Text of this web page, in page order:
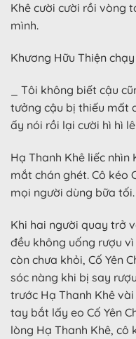
Khê cười cười rồi vòng
mình.
Khương Hữu Thiện
_ Tôi không biết cậu
tưởng cậu bị thiếu mất
ấy nói rồi lại cười hì hì
Hạ Thanh Khê liếc nhìn
mắt chán ghét. Cô kéo
mọi người dùng bữa tối.
Khi hai người quay trở
đều không uống rượu
còn chưa khỏi, Cố Yên
sóc nàng khi bị say
trước Hạ Thanh Khê
tay bắt lấy eo Cố Yên
lòng Hạ Thanh Khê, cô